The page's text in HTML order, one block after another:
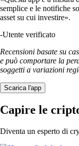
semplice e le notifiche
asset su cui investire».
-Utente verificato
Recensioni basate su
e può comportare la
soggetti a variazioni
Scarica l'app
Capire le
Diventa un esperto di